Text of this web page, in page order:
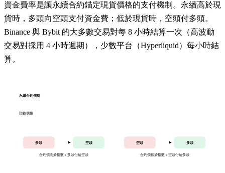
資金費率是讓永續合約錨定現貨價格的支付機制。永續高於現
貨時，多頭向空頭支付資金費；低於現貨時，空頭付多頭。
Binance 與 Bybit 的大多數交易對每 8 小時結算一次（高波動
交易對採用 4 小時週期），少數平台（Hyperliquid）每小時結
算。
永續合約價格
指數價格
多頭 空頭
合約價高於指數：多頭付給空頭
空頭 多頭
合約價低於指數：空頭付給多頭